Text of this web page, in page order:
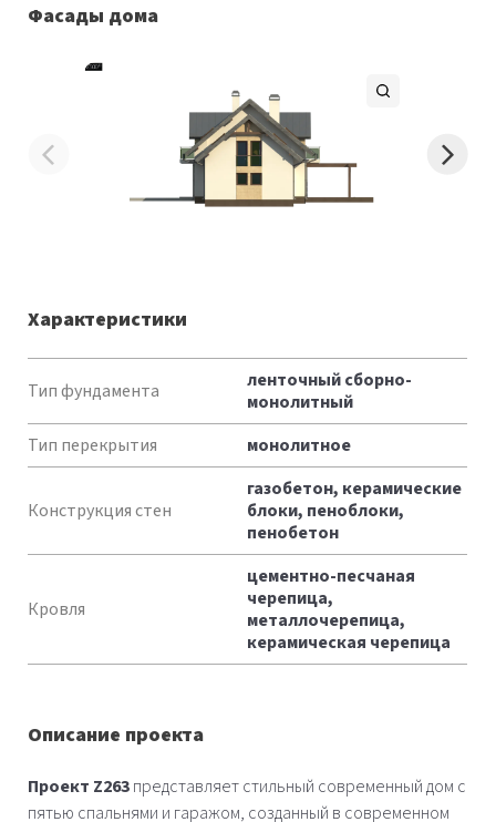
Фасады дома
Характеристики
Тип фундамента
ленточный сборно-
монолитный
Тип перекрытия
монолитное
Конструкция стен
газобетон, керамические
блоки, пеноблоки,
пенобетон
Кровля
цементно-песчаная
черепица,
металлочерепица,
керамическая черепица
Описание проекта
Проект Z263представляет стильный современный дом с
пятью спальнями и гаражом, созданный в современном